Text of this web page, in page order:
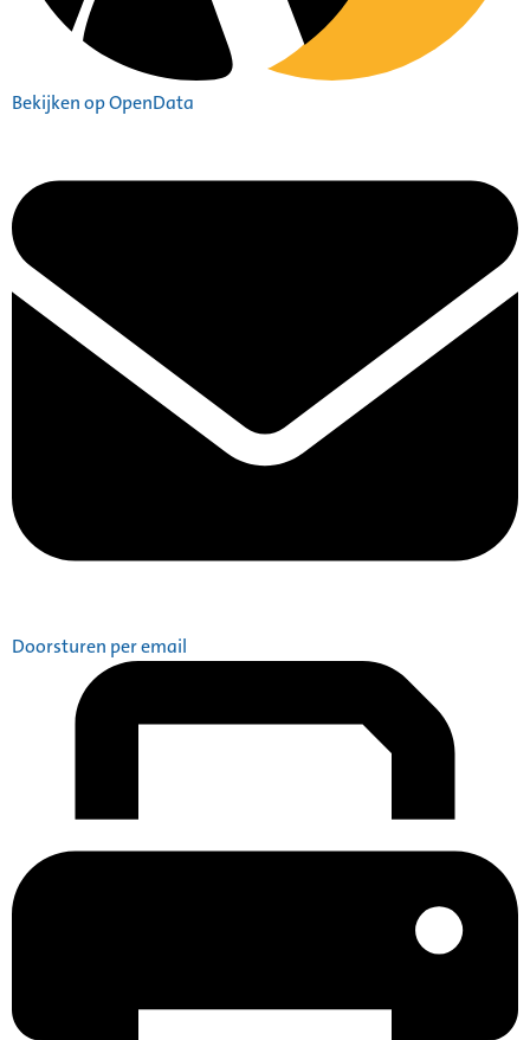
Bekijken op OpenData
Doorsturen per email